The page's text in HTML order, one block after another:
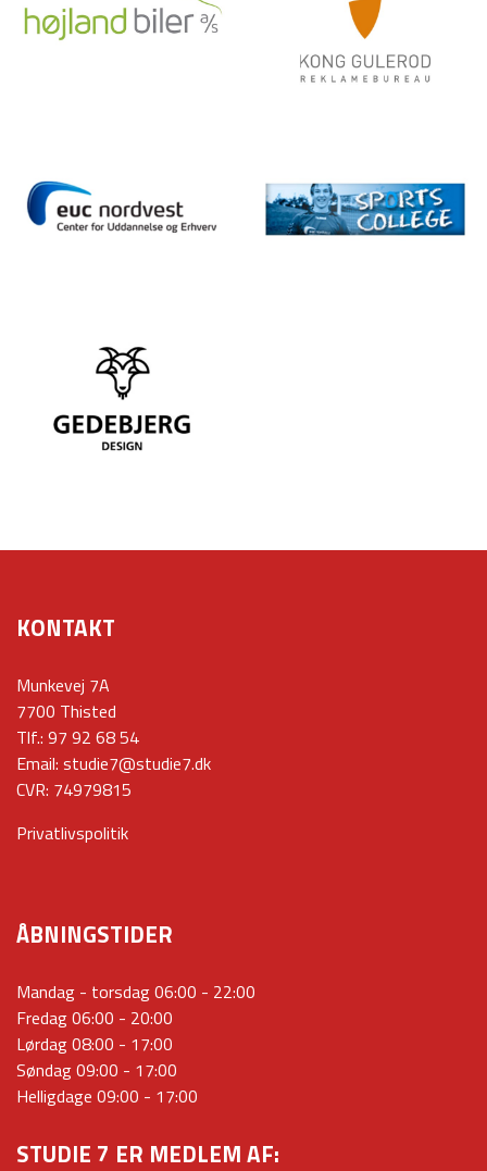
KONTAKT
Munkevej 7A
7700 Thisted
Tlf.: 97 92 68 54
Email: studie7@studie7.dk
CVR: 74979815
Privatlivspolitik
ÅBNINGSTIDER
Mandag - torsdag 06:00 - 22:00
Fredag 06:00 - 20:00
Lørdag 08:00 - 17:00
Søndag 09:00 - 17:00
Helligdage 09:00 - 17:00
STUDIE 7 ER MEDLEM AF: